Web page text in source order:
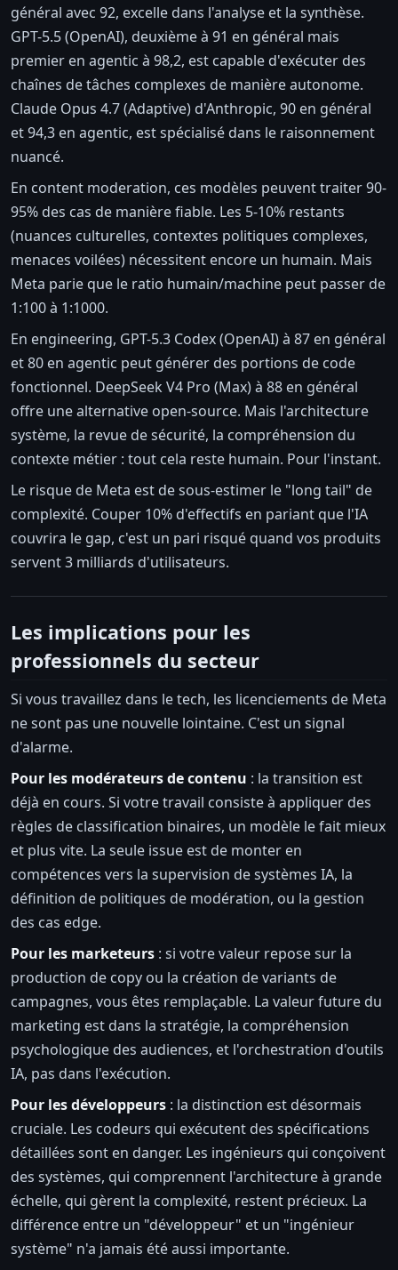
général avec 92, excelle dans l'analyse et la synthèse.
GPT-5.5 (OpenAI), deuxième à 91 en général mais
premier en agentic à 98,2, est capable d'exécuter des
chaînes de tâches complexes de manière autonome.
Claude Opus 4.7 (Adaptive) d'Anthropic, 90 en général
et 94,3 en agentic, est spécialisé dans le raisonnement
nuancé.
En content moderation, ces modèles peuvent traiter 90-
95% des cas de manière fiable. Les 5-10% restants
(nuances culturelles, contextes politiques complexes,
menaces voilées) nécessitent encore un humain. Mais
Meta parie que le ratio humain/machine peut passer de
1:100 à 1:1000.
En engineering, GPT-5.3 Codex (OpenAI) à 87 en général
et 80 en agentic peut générer des portions de code
fonctionnel. DeepSeek V4 Pro (Max) à 88 en général
offre une alternative open-source. Mais l'architecture
système, la revue de sécurité, la compréhension du
contexte métier : tout cela reste humain. Pour l'instant.
Le risque de Meta est de sous-estimer le "long tail" de
complexité. Couper 10% d'effectifs en pariant que l'IA
couvrira le gap, c'est un pari risqué quand vos produits
servent 3 milliards d'utilisateurs.
Les implications pour les
professionnels du secteur
Si vous travaillez dans le tech, les licenciements de Meta
ne sont pas une nouvelle lointaine. C'est un signal
d'alarme.
Pour les modérateurs de contenu : la transition est
déjà en cours. Si votre travail consiste à appliquer des
règles de classification binaires, un modèle le fait mieux
et plus vite. La seule issue est de monter en
compétences vers la supervision de systèmes IA, la
définition de politiques de modération, ou la gestion
des cas edge.
Pour les marketeurs : si votre valeur repose sur la
production de copy ou la création de variants de
campagnes, vous êtes remplaçable. La valeur future du
marketing est dans la stratégie, la compréhension
psychologique des audiences, et l'orchestration d'outils
IA, pas dans l'exécution.
Pour les développeurs : la distinction est désormais
cruciale. Les codeurs qui exécutent des spécifications
détaillées sont en danger. Les ingénieurs qui conçoivent
des systèmes, qui comprennent l'architecture à grande
échelle, qui gèrent la complexité, restent précieux. La
différence entre un "développeur" et un "ingénieur
système" n'a jamais été aussi importante.